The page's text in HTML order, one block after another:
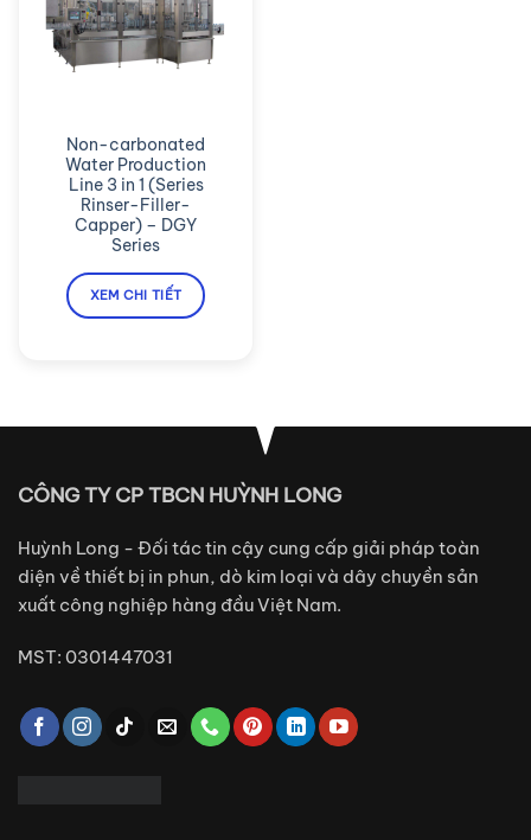
Non-carbonated
Water Production
Line 3 in 1 (Series
Rinser-Filler-
Capper) – DGY
Series
XEM CHI TIẾT
CÔNG TY CP TBCN HUỲNH LONG
Huỳnh Long - Đối tác tin cậy cung cấp giải pháp toàn
diện về thiết bị in phun, dò kim loại và dây chuyền sản
xuất công nghiệp hàng đầu Việt Nam.
MST: 0301447031